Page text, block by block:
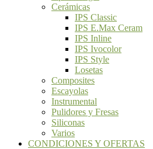
Cerámicas
IPS Classic
IPS E.Max Ceram
IPS Inline
IPS Ivocolor
IPS Style
Losetas
Composites
Escayolas
Instrumental
Pulidores y Fresas
Siliconas
Varios
CONDICIONES Y OFERTAS